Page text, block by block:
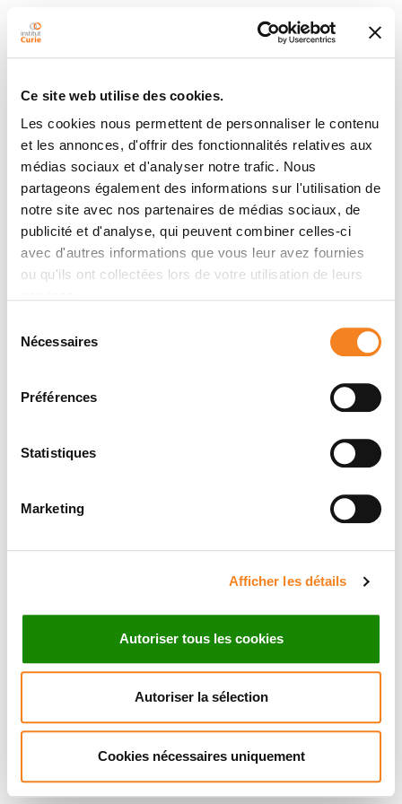
Ce site web utilise des cookies.
Les cookies nous permettent de personnaliser le contenu
et les annonces, d'offrir des fonctionnalités relatives aux
médias sociaux et d'analyser notre trafic. Nous
partageons également des informations sur l'utilisation de
notre site avec nos partenaires de médias sociaux, de
publicité et d'analyse, qui peuvent combiner celles-ci
avec d'autres informations que vous leur avez fournies
ou qu'ils ont collectées lors de votre utilisation de leurs
Nécessaires
Préférences
Statistiques
Marketing
Afficher les détails
Autoriser tous les cookies
Autoriser la sélection
Cookies nécessaires uniquement